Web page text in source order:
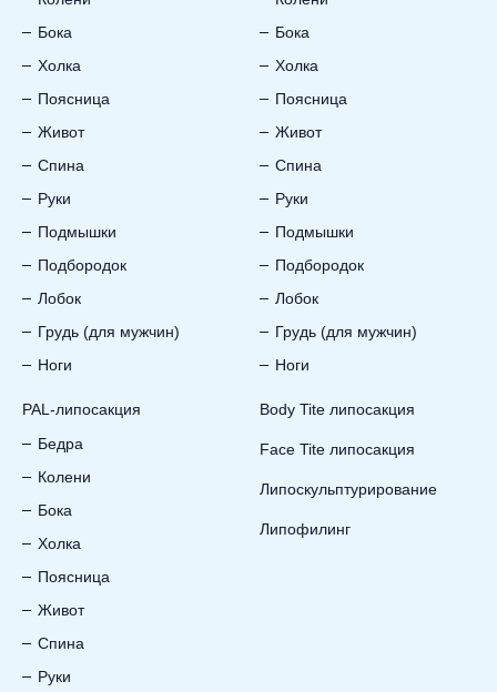
Бока
Холка
Поясница
Живот
Спина
Руки
Подмышки
Подбородок
Лобок
Грудь (для мужчин)
Ноги
PAL-липосакция
Бедра
Колени
Бока
Холка
Поясница
Живот
Спина
Руки
Бока
Холка
Поясница
Живот
Спина
Руки
Подмышки
Подбородок
Лобок
Грудь (для мужчин)
Ноги
Body Tite липосакция
Face Tite липосакция
Липоскульптурирование
Липофилинг